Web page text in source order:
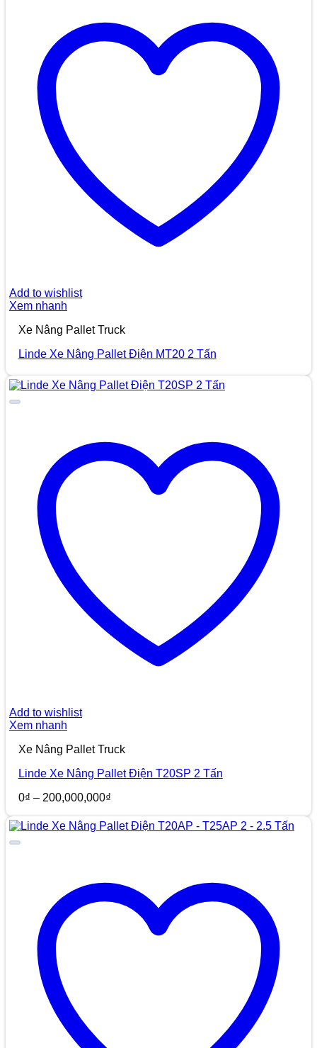
Add to wishlist
Xem nhanh
Xe Nâng Pallet Truck
Linde Xe Nâng Pallet Điện MT20 2 Tấn
Add to wishlist
Xem nhanh
Xe Nâng Pallet Truck
Linde Xe Nâng Pallet Điện T20SP 2 Tấn
0₫ – 200,000,000₫Khoảng
từ
0₫